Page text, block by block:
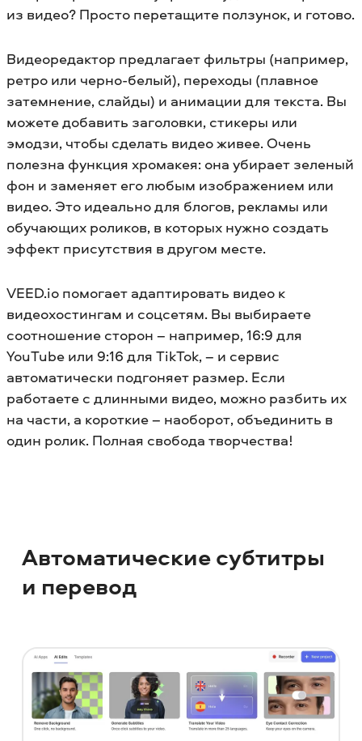
из видео? Просто перетащите ползунок, и готово.
Видеоредактор предлагает фильтры (например,
ретро или черно-белый), переходы (плавное
затемнение, слайды) и анимации для текста. Вы
можете добавить заголовки, стикеры или
эмодзи, чтобы сделать видео живее. Очень
полезна функция хромакея: она убирает зеленый
фон и заменяет его любым изображением или
видео. Это идеально для блогов, рекламы или
обучающих роликов, в которых нужно создать
эффект присутствия в другом месте.
VEED.io помогает адаптировать видео к
видеохостингам и соцсетям. Вы выбираете
соотношение сторон – например, 16:9 для
YouTube или 9:16 для TikTok, – и сервис
автоматически подгоняет размер. Если
работаете с длинными видео, можно разбить их
на части, а короткие – наоборот, объединить в
один ролик. Полная свобода творчества!
Автоматические субтитры
и перевод